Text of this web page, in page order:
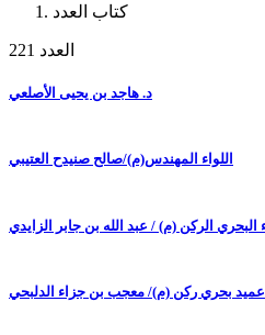
كتاب العدد
العدد 221
د. هاجد بن يحيى الأصلعي
اللواء المهندس(م)/صالح صنيدح العتيبي
البحري الركن (م) / عبد الله بن جابر الزايدي
عميد بحري ركن (م)/ معجب بن جزاء الدلبحي